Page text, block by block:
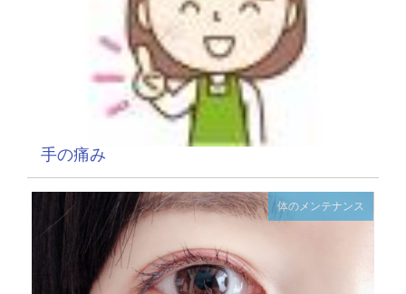
手の痛み
体のメンテナンス